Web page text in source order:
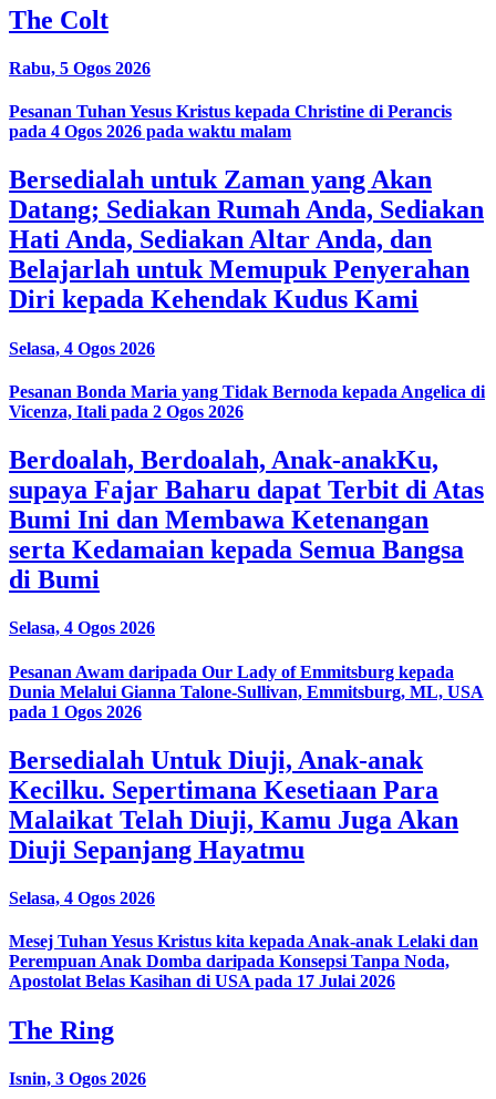
The Colt
Rabu, 5 Ogos 2026
Pesanan Tuhan Yesus Kristus kepada Christine di Perancis
pada 4 Ogos 2026 pada waktu malam
Bersedialah untuk Zaman yang Akan
Datang; Sediakan Rumah Anda, Sediakan
Hati Anda, Sediakan Altar Anda, dan
Belajarlah untuk Memupuk Penyerahan
Diri kepada Kehendak Kudus Kami
Selasa, 4 Ogos 2026
Pesanan Bonda Maria yang Tidak Bernoda kepada Angelica di
Vicenza, Itali pada 2 Ogos 2026
Berdoalah, Berdoalah, Anak-anakKu,
supaya Fajar Baharu dapat Terbit di Atas
Bumi Ini dan Membawa Ketenangan
serta Kedamaian kepada Semua Bangsa
di Bumi
Selasa, 4 Ogos 2026
Pesanan Awam daripada Our Lady of Emmitsburg kepada
Dunia Melalui Gianna Talone-Sullivan, Emmitsburg, ML, USA
pada 1 Ogos 2026
Bersedialah Untuk Diuji, Anak-anak
Kecilku. Sepertimana Kesetiaan Para
Malaikat Telah Diuji, Kamu Juga Akan
Diuji Sepanjang Hayatmu
Selasa, 4 Ogos 2026
Mesej Tuhan Yesus Kristus kita kepada Anak-anak Lelaki dan
Perempuan Anak Domba daripada Konsepsi Tanpa Noda,
Apostolat Belas Kasihan di USA pada 17 Julai 2026
The Ring
Isnin, 3 Ogos 2026